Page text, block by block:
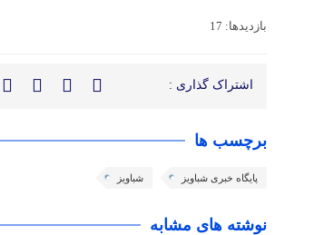
بازدیدها: 17
اشتراک گذاری :
برچسب ها
پایگاه خبری شباویز شباویز
نوشته های مشابه